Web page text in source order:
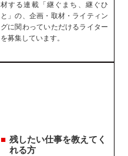
材する連載「継ぐまち、継ぐひ
と」の、企画・取材・ライティン
グに関わっていただけるライター
を募集しています。
残したい仕事を教えてく
れる方